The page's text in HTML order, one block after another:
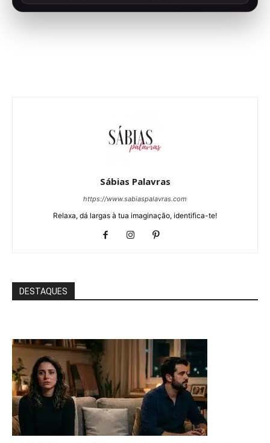
Sábias Palavras
https://www.sabiaspalavras.com
Relaxa, dá largas à tua imaginação, identifica-te!
DESTAQUES